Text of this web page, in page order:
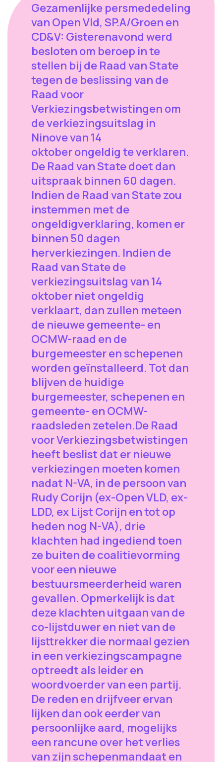
Gezamenlijke persmededeling
van Open Vld, SP.A/Groen en
CD&V: Gisterenavond werd
besloten om beroep in te
stellen bij de Raad van State
tegen de beslissing van de
Raad voor
Verkiezingsbetwistingen om
de verkiezingsuitslag in
Ninove van 14
oktober ongeldig te verklaren.
De Raad van State doet dan
uitspraak binnen 60 dagen.
Indien de Raad van State zou
instemmen met de
ongeldigverklaring, komen er
binnen 50 dagen
herverkiezingen. Indien de
Raad van State de
verkiezingsuitslag van 14
oktober niet ongeldig
verklaart, dan zullen meteen
de nieuwe gemeente- en
OCMW-raad en de
burgemeester en schepenen
worden geïnstalleerd. Tot dan
blijven de huidige
burgemeester, schepenen en
gemeente- en OCMW-
raadsleden zetelen.De Raad
voor Verkiezingsbetwistingen
heeft beslist dat er nieuwe
verkiezingen moeten komen
nadat N-VA, in de persoon van
Rudy Corijn (ex-Open VLD, ex-
LDD, ex Lijst Corijn en tot op
heden nog N-VA), drie
klachten had ingediend toen
ze buiten de coalitievorming
voor een nieuwe
bestuursmeerderheid waren
gevallen. Opmerkelijk is dat
deze klachten uitgaan van de
co-lijstduwer en niet van de
lijsttrekker die normaal gezien
in een verkiezingscampagne
optreedt als leider en
woordvoerder van een partij.
De reden en drijfveer ervan
lijken dan ook eerder van
persoonlijke aard, mogelijks
een rancune over het verlies
van zijn schepenmandaat en